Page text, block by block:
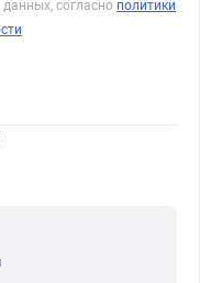
согласно политики